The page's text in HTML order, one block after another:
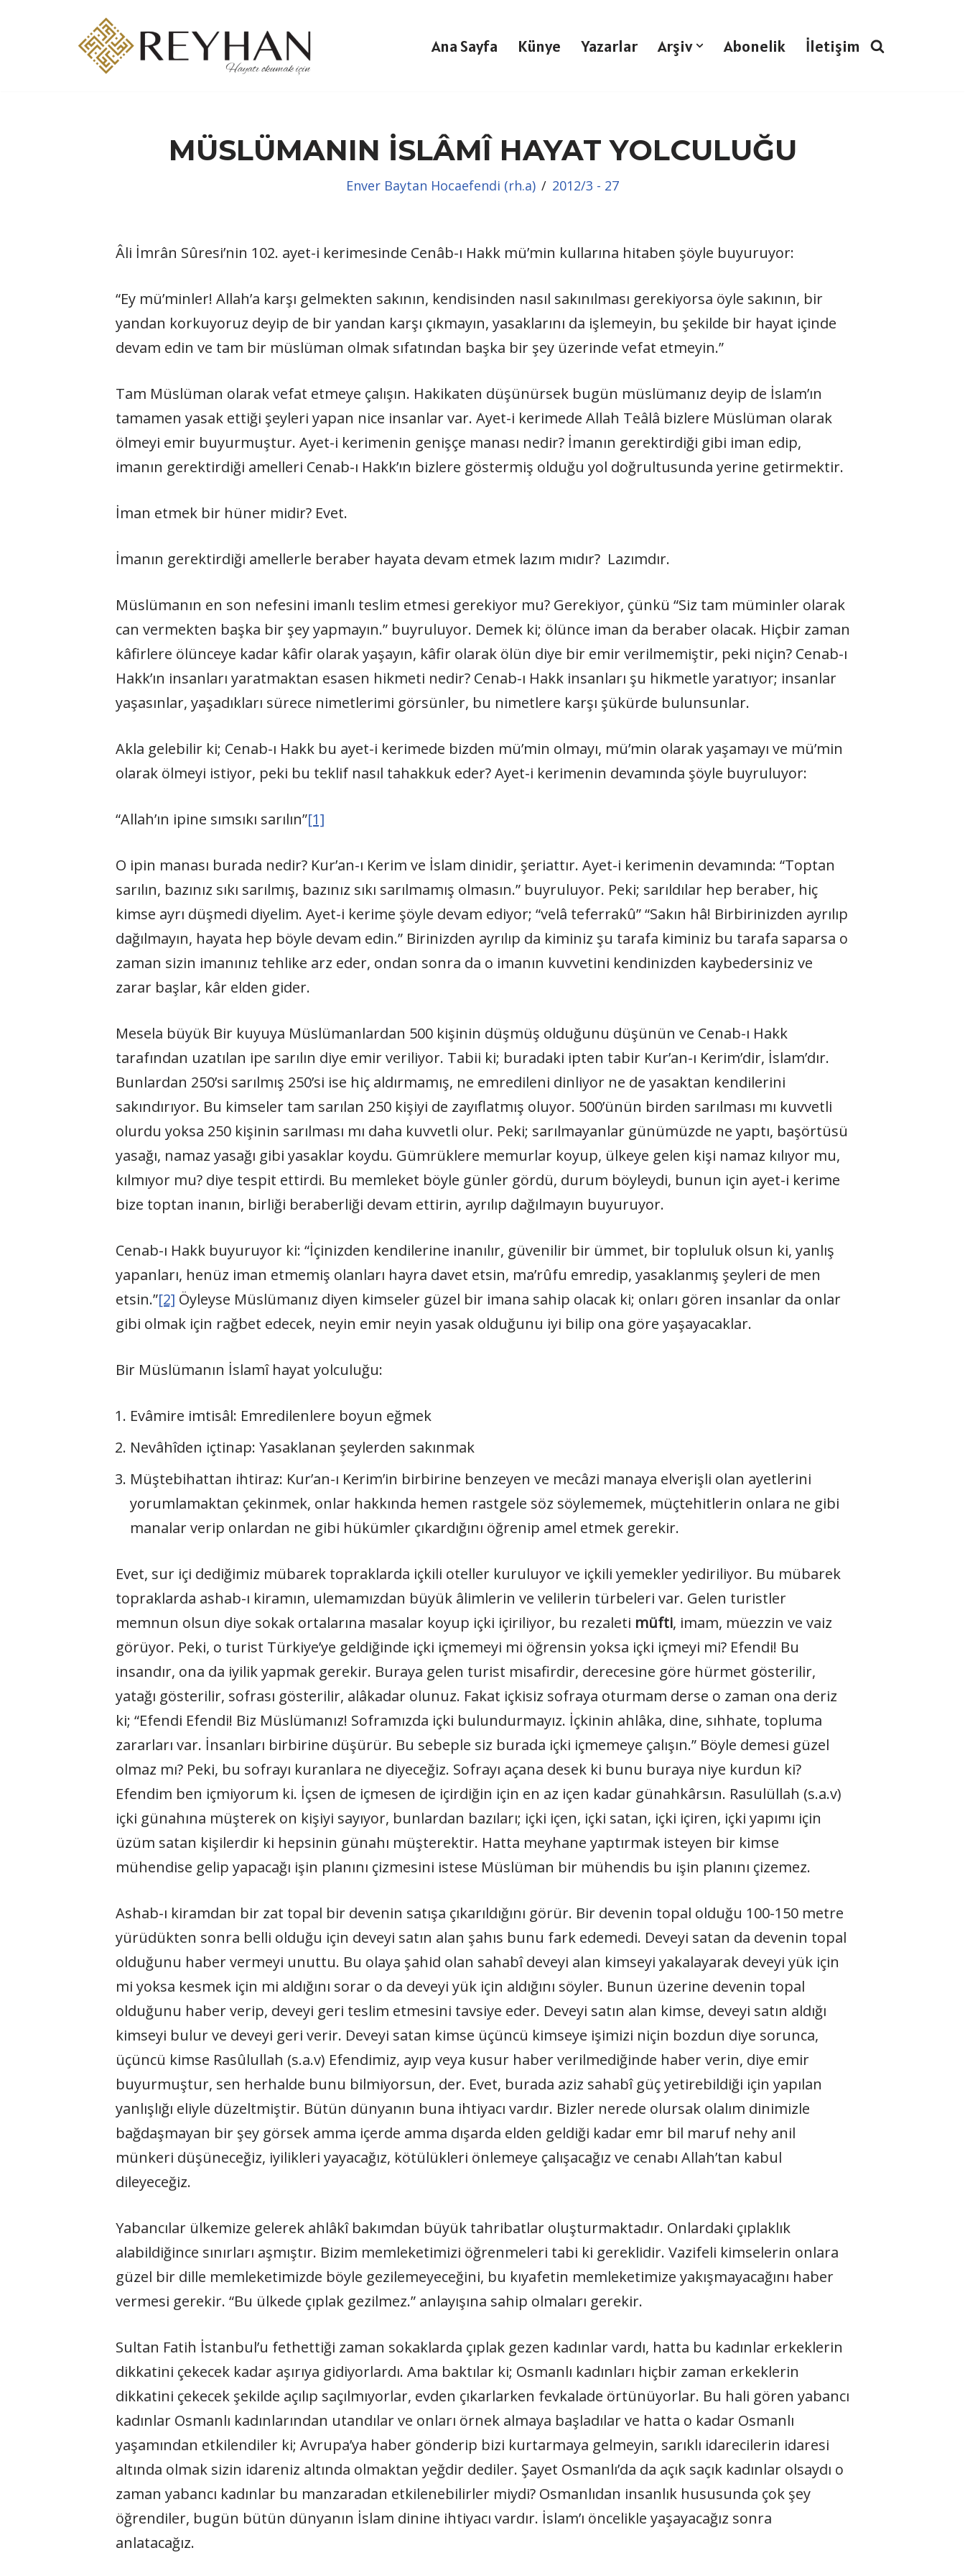
Ana Sayfa Künye Yazarlar Arşiv Abonelik İletişim
MÜSLÜMANIN İSLÂMÎ HAYAT YOLCULUĞU
Enver Baytan Hocaefendi (rh.a) 2012/3 - 27
Âli İmrân Sûresi’nin 102. ayet-i kerimesinde Cenâb-ı Hakk mü’min kullarına hitaben şöyle buyuruyor:
“Ey mü’minler! Allah’a karşı gelmekten sakının, kendisinden nasıl sakınılması gerekiyorsa öyle sakının, bir
yandan korkuyoruz deyip de bir yandan karşı çıkmayın, yasaklarını da işlemeyin, bu şekilde bir hayat içinde
devam edin ve tam bir müslüman olmak sıfatından başka bir şey üzerinde vefat etmeyin.”
Tam Müslüman olarak vefat etmeye çalışın. Hakikaten düşünürsek bugün müslümanız deyip de İslam’ın
tamamen yasak ettiği şeyleri yapan nice insanlar var. Ayet-i kerimede Allah Teâlâ bizlere Müslüman olarak
ölmeyi emir buyurmuştur. Ayet-i kerimenin genişçe manası nedir? İmanın gerektirdiği gibi iman edip,
imanın gerektirdiği amelleri Cenab-ı Hakk’ın bizlere göstermiş olduğu yol doğrultusunda yerine getirmektir.
İman etmek bir hüner midir? Evet.
İmanın gerektirdiği amellerle beraber hayata devam etmek lazım mıdır? Lazımdır.
Müslümanın en son nefesini imanlı teslim etmesi gerekiyor mu? Gerekiyor, çünkü “Siz tam müminler olarak
can vermekten başka bir şey yapmayın.” buyruluyor. Demek ki; ölünce iman da beraber olacak. Hiçbir zaman
kâfirlere ölünceye kadar kâfir olarak yaşayın, kâfir olarak ölün diye bir emir verilmemiştir, peki niçin? Cenab-ı
Hakk’ın insanları yaratmaktan esasen hikmeti nedir? Cenab-ı Hakk insanları şu hikmetle yaratıyor; insanlar
yaşasınlar, yaşadıkları sürece nimetlerimi görsünler, bu nimetlere karşı şükürde bulunsunlar.
Akla gelebilir ki; Cenab-ı Hakk bu ayet-i kerimede bizden mü’min olmayı, mü’min olarak yaşamayı ve mü’min
olarak ölmeyi istiyor, peki bu teklif nasıl tahakkuk eder? Ayet-i kerimenin devamında şöyle buyruluyor:
“Allah’ın ipine sımsıkı sarılın”[1]
O ipin manası burada nedir? Kur’an-ı Kerim ve İslam dinidir, şeriattır. Ayet-i kerimenin devamında: “Toptan
sarılın, bazınız sıkı sarılmış, bazınız sıkı sarılmamış olmasın.” buyruluyor. Peki; sarıldılar hep beraber, hiç
kimse ayrı düşmedi diyelim. Ayet-i kerime şöyle devam ediyor; “velâ teferrakû” “Sakın hâ! Birbirinizden ayrılıp
dağılmayın, hayata hep böyle devam edin.” Birinizden ayrılıp da kiminiz şu tarafa kiminiz bu tarafa saparsa o
zaman sizin imanınız tehlike arz eder, ondan sonra da o imanın kuvvetini kendinizden kaybedersiniz ve
zarar başlar, kâr elden gider.
Mesela büyük Bir kuyuya Müslümanlardan 500 kişinin düşmüş olduğunu düşünün ve Cenab-ı Hakk
tarafından uzatılan ipe sarılın diye emir veriliyor. Tabii ki; buradaki ipten tabir Kur’an-ı Kerim’dir, İslam’dır.
Bunlardan 250’si sarılmış 250’si ise hiç aldırmamış, ne emredileni dinliyor ne de yasaktan kendilerini
sakındırıyor. Bu kimseler tam sarılan 250 kişiyi de zayıflatmış oluyor. 500’ünün birden sarılması mı kuvvetli
olurdu yoksa 250 kişinin sarılması mı daha kuvvetli olur. Peki; sarılmayanlar günümüzde ne yaptı, başörtüsü
yasağı, namaz yasağı gibi yasaklar koydu. Gümrüklere memurlar koyup, ülkeye gelen kişi namaz kılıyor mu,
kılmıyor mu? diye tespit ettirdi. Bu memleket böyle günler gördü, durum böyleydi, bunun için ayet-i kerime
bize toptan inanın, birliği beraberliği devam ettirin, ayrılıp dağılmayın buyuruyor.
Cenab-ı Hakk buyuruyor ki: “İçinizden kendilerine inanılır, güvenilir bir ümmet, bir topluluk olsun ki, yanlış
yapanları, henüz iman etmemiş olanları hayra davet etsin, ma’rûfu emredip, yasaklanmış şeyleri de men
etsin.”[2] Öyleyse Müslümanız diyen kimseler güzel bir imana sahip olacak ki; onları gören insanlar da onlar
gibi olmak için rağbet edecek, neyin emir neyin yasak olduğunu iyi bilip ona göre yaşayacaklar.
Bir Müslümanın İslamî hayat yolculuğu:
Evâmire imtisâl: Emredilenlere boyun eğmek
Nevâhîden içtinap: Yasaklanan şeylerden sakınmak
Müştebihattan ihtiraz: Kur’an-ı Kerim’in birbirine benzeyen ve mecâzi manaya elverişli olan ayetlerini
yorumlamaktan çekinmek, onlar hakkında hemen rastgele söz söylememek, müçtehitlerin onlara ne gibi
manalar verip onlardan ne gibi hükümler çıkardığını öğrenip amel etmek gerekir.
Evet, sur içi dediğimiz mübarek topraklarda içkili oteller kuruluyor ve içkili yemekler yediriliyor. Bu mübarek
topraklarda ashab-ı kiramın, ulemamızdan büyük âlimlerin ve velilerin türbeleri var. Gelen turistler
memnun olsun diye sokak ortalarına masalar koyup içki içiriliyor, bu rezaleti müfti, imam, müezzin ve vaiz
görüyor. Peki, o turist Türkiye’ye geldiğinde içki içmemeyi mi öğrensin yoksa içki içmeyi mi? Efendi! Bu
insandır, ona da iyilik yapmak gerekir. Buraya gelen turist misafirdir, derecesine göre hürmet gösterilir,
yatağı gösterilir, sofrası gösterilir, alâkadar olunuz. Fakat içkisiz sofraya oturmam derse o zaman ona deriz
ki; “Efendi Efendi! Biz Müslümanız! Soframızda içki bulundurmayız. İçkinin ahlâka, dine, sıhhate, topluma
zararları var. İnsanları birbirine düşürür. Bu sebeple siz burada içki içmemeye çalışın.” Böyle demesi güzel
olmaz mı? Peki, bu sofrayı kuranlara ne diyeceğiz. Sofrayı açana desek ki bunu buraya niye kurdun ki?
Efendim ben içmiyorum ki. İçsen de içmesen de içirdiğin için en az içen kadar günahkârsın. Rasulüllah (s.a.v)
içki günahına müşterek on kişiyi sayıyor, bunlardan bazıları; içki içen, içki satan, içki içiren, içki yapımı için
üzüm satan kişilerdir ki hepsinin günahı müşterektir. Hatta meyhane yaptırmak isteyen bir kimse
mühendise gelip yapacağı işin planını çizmesini istese Müslüman bir mühendis bu işin planını çizemez.
Ashab-ı kiramdan bir zat topal bir devenin satışa çıkarıldığını görür. Bir devenin topal olduğu 100-150 metre
yürüdükten sonra belli olduğu için deveyi satın alan şahıs bunu fark edemedi. Deveyi satan da devenin topal
olduğunu haber vermeyi unuttu. Bu olaya şahid olan sahabî deveyi alan kimseyi yakalayarak deveyi yük için
mi yoksa kesmek için mi aldığını sorar o da deveyi yük için aldığını söyler. Bunun üzerine devenin topal
olduğunu haber verip, deveyi geri teslim etmesini tavsiye eder. Deveyi satın alan kimse, deveyi satın aldığı
kimseyi bulur ve deveyi geri verir. Deveyi satan kimse üçüncü kimseye işimizi niçin bozdun diye sorunca,
üçüncü kimse Rasûlullah (s.a.v) Efendimiz, ayıp veya kusur haber verilmediğinde haber verin, diye emir
buyurmuştur, sen herhalde bunu bilmiyorsun, der. Evet, burada aziz sahabî güç yetirebildiği için yapılan
yanlışlığı eliyle düzeltmiştir. Bütün dünyanın buna ihtiyacı vardır. Bizler nerede olursak olalım dinimizle
bağdaşmayan bir şey görsek amma içerde amma dışarda elden geldiği kadar emr bil maruf nehy anil
münkeri düşüneceğiz, iyilikleri yayacağız, kötülükleri önlemeye çalışacağız ve cenabı Allah’tan kabul
dileyeceğiz.
Yabancılar ülkemize gelerek ahlâkî bakımdan büyük tahribatlar oluşturmaktadır. Onlardaki çıplaklık
alabildiğince sınırları aşmıştır. Bizim memleketimizi öğrenmeleri tabi ki gereklidir. Vazifeli kimselerin onlara
güzel bir dille memleketimizde böyle gezilemeyeceğini, bu kıyafetin memleketimize yakışmayacağını haber
vermesi gerekir. “Bu ülkede çıplak gezilmez.” anlayışına sahip olmaları gerekir.
Sultan Fatih İstanbul’u fethettiği zaman sokaklarda çıplak gezen kadınlar vardı, hatta bu kadınlar erkeklerin
dikkatini çekecek kadar aşırıya gidiyorlardı. Ama baktılar ki; Osmanlı kadınları hiçbir zaman erkeklerin
dikkatini çekecek şekilde açılıp saçılmıyorlar, evden çıkarlarken fevkalade örtünüyorlar. Bu hali gören yabancı
kadınlar Osmanlı kadınlarından utandılar ve onları örnek almaya başladılar ve hatta o kadar Osmanlı
yaşamından etkilendiler ki; Avrupa’ya haber gönderip bizi kurtarmaya gelmeyin, sarıklı idarecilerin idaresi
altında olmak sizin idareniz altında olmaktan yeğdir dediler. Şayet Osmanlı’da da açık saçık kadınlar olsaydı o
zaman yabancı kadınlar bu manzaradan etkilenebilirler miydi? Osmanlıdan insanlık hususunda çok şey
öğrendiler, bugün bütün dünyanın İslam dinine ihtiyacı vardır. İslam’ı öncelikle yaşayacağız sonra
anlatacağız.